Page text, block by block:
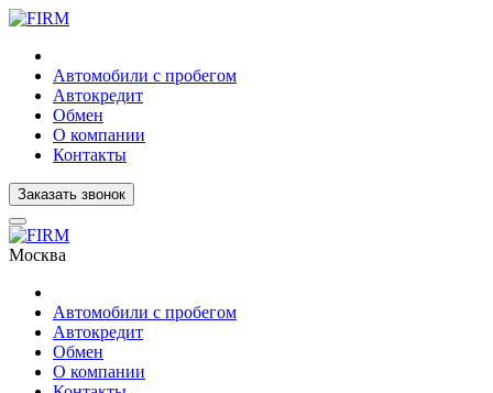
Автомобили с пробегом
Автокредит
Обмен
О компании
Контакты
Заказать звонок
Москва
Автомобили с пробегом
Автокредит
Обмен
О компании